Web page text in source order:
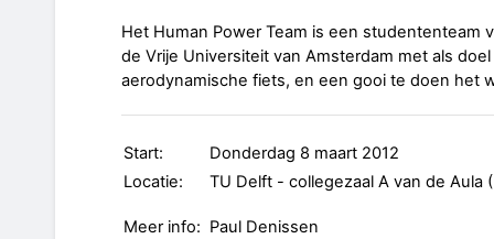
Het Human Power Team is een studententeam
de Vrije Universiteit van Amsterdam met als
aerodynamische fiets, en een gooi te doen het
Start:
Donderdag 8 maart 2012
Locatie:
TU Delft - collegezaal A van de Aula
Meer info: Paul Denissen